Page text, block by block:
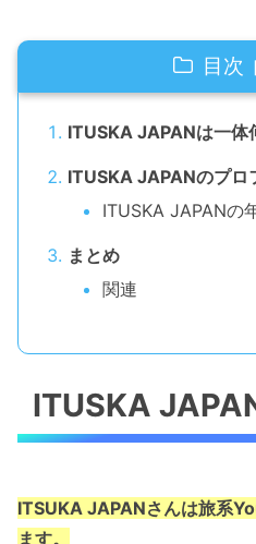
目次
ITUSKA JAPANは一体
ITUSKA JAPANのプロ
ITUSKA JAPANの
まとめ
関連
ITUSKA
ITSUKA JAPANさんは旅系
ます。